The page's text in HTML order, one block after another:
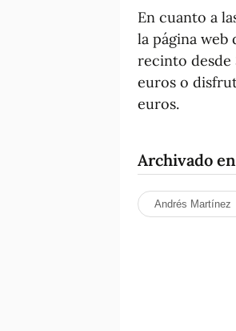
En cuanto a
la página web
recinto desde
euros o
euros.
Archivado
Andrés Martínez